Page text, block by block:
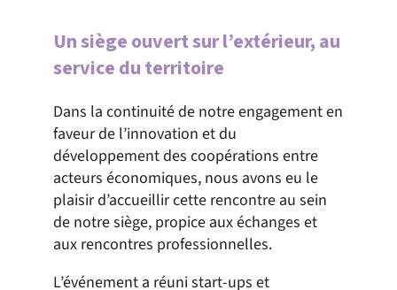
Un siège ouvert sur l’extérieur, au
service du territoire
Dans la continuité de notre engagement en
faveur de l’innovation et du
développement des coopérations entre
acteurs économiques, nous avons eu le
plaisir d’accueillir cette rencontre au sein
de notre siège, propice aux échanges et
aux rencontres professionnelles.
L’événement a réuni start-ups et